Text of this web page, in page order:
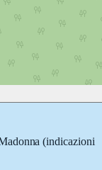
(indicazioni